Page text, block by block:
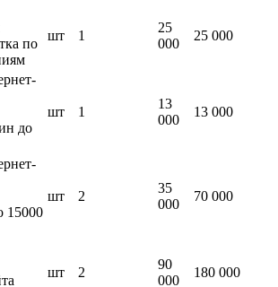
по
шт 1
25
000
25 000
до
шт 1
13
000
13 000
15000
шт 2
35
000
70 000
шт 2
90
000
180 000